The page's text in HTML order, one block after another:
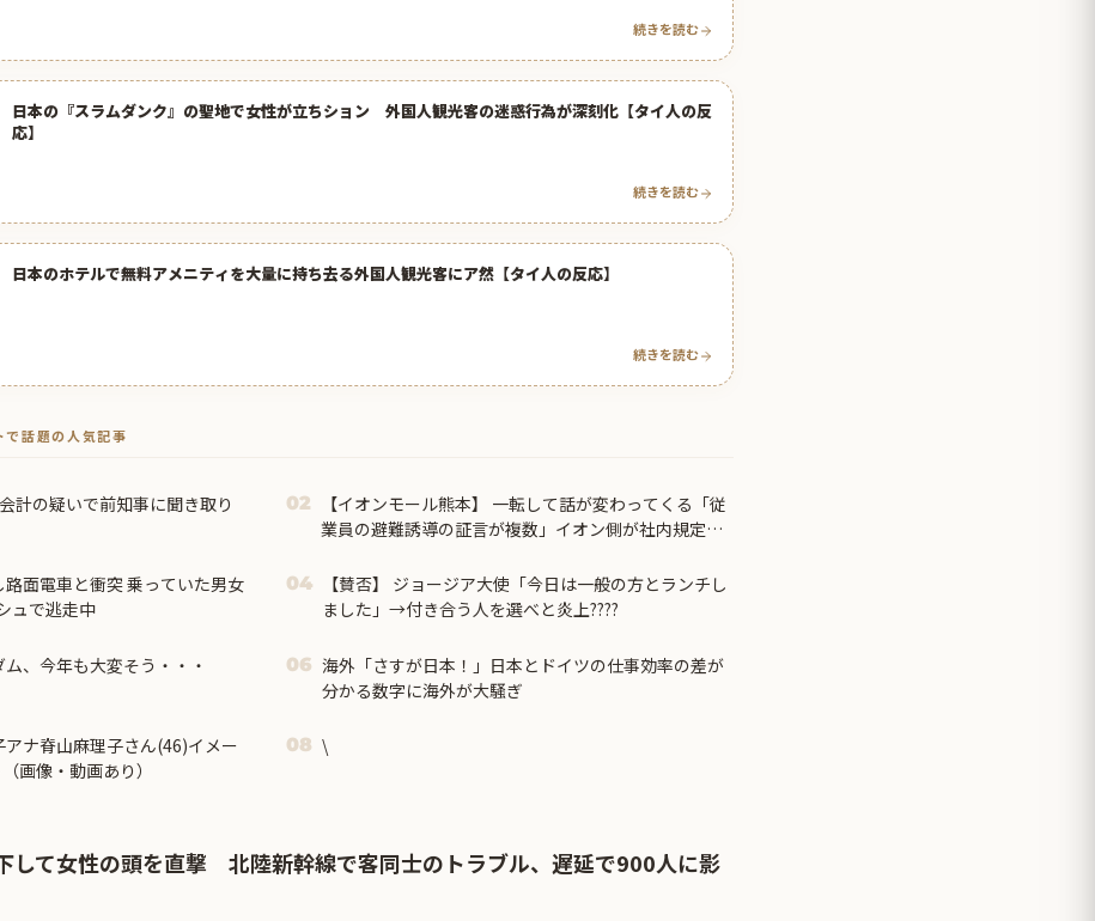
続きを読む
日本の『スラムダンク』の聖地で女性が立ちション 外国人観光客の迷惑行為が深刻化【タイ人の反
応】
続きを読む
日本のホテルで無料アメニティを大量に持ち去る外国人観光客にア然【タイ人の反応】
続きを読む
話題の人気記事
計の疑いで前知事に聞き取り
02
【イオンモール熊本】 一転して話が変わってくる「従
業員の避難誘導の証言が複数」イオン側が社内規定に
路面電車と衝突 乗っていた男女
ュで逃走中
04
【賛否】 ジョージア大使「今日は一般の方とランチし
ました」→付き合う人を選べと炎上????
ム、今年も大変そう・・・ 06 海外「さすが日本！」日本とドイツの仕事効率の差が
分かる数字に海外が大騒ぎ
アナ脊山麻理子さん(46)イメー
画像・動画あり）
08 \
して女性の頭を直撃 北陸新幹線で客同士のトラブル、遅延で900人に影